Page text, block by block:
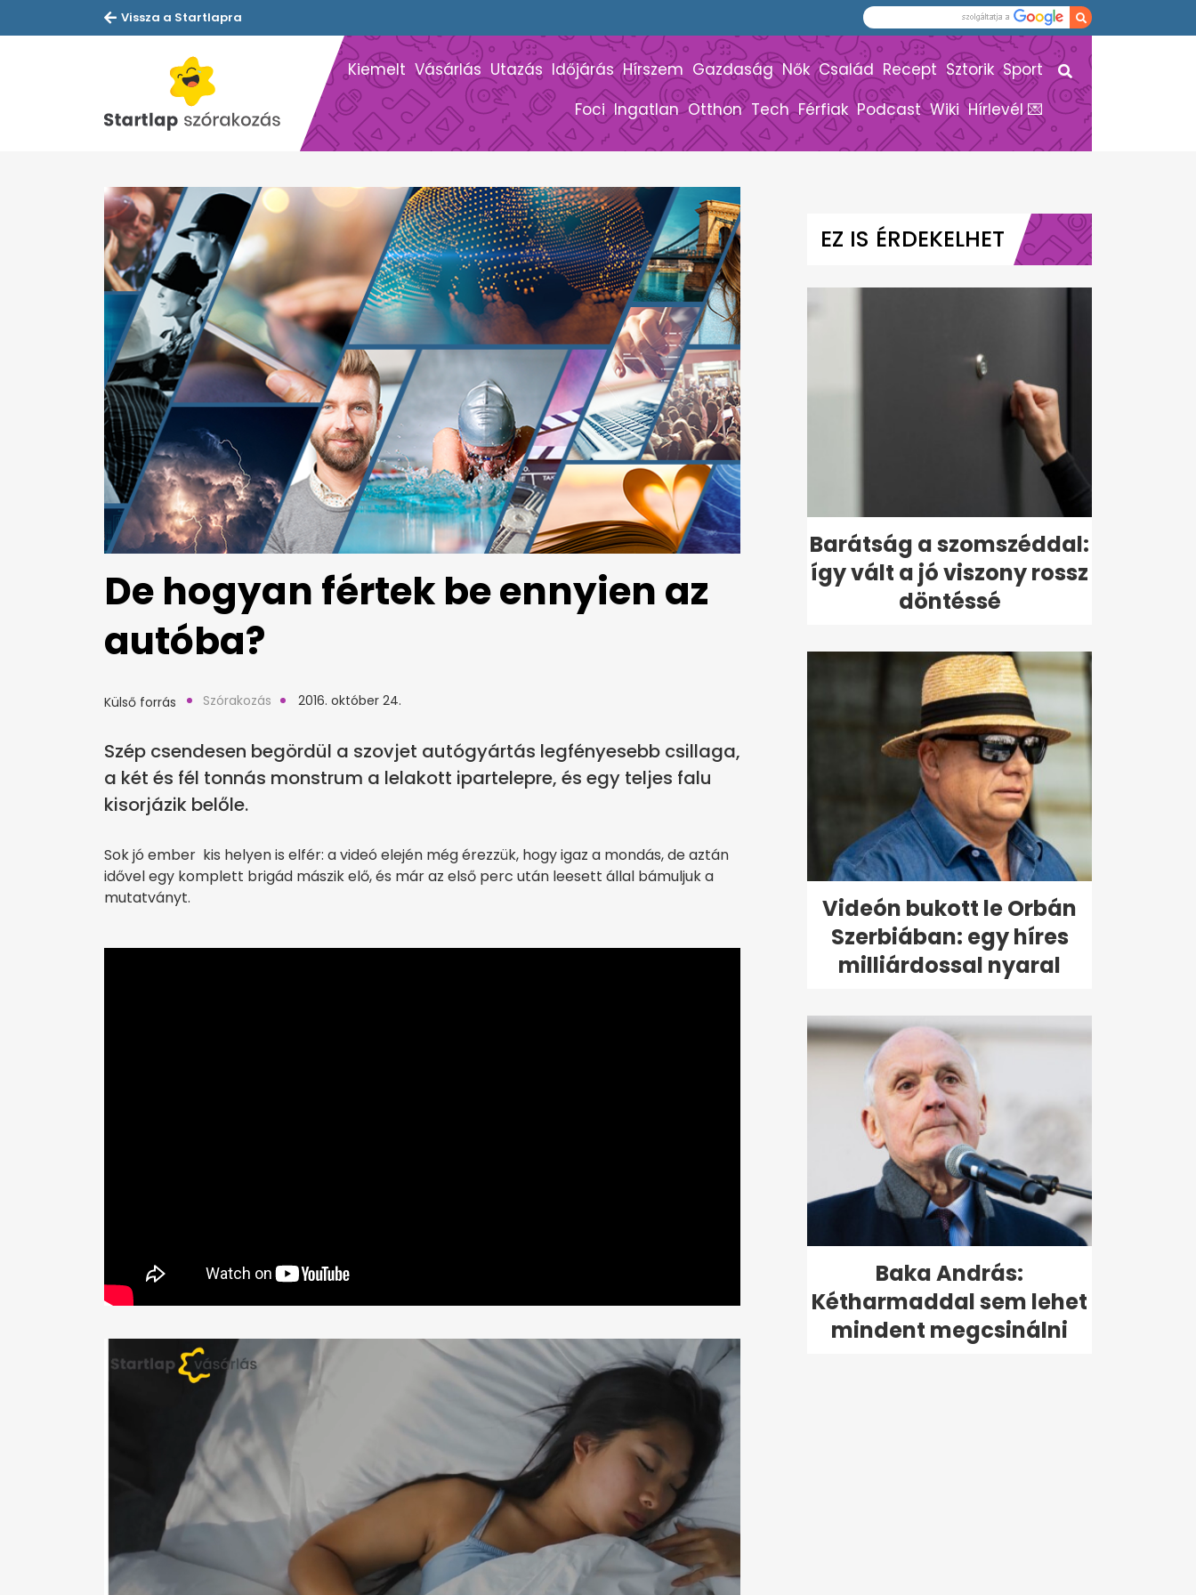
Vissza a Startlapra
Kiemelt Vásárlás Utazás Időjárás Hírszem Gazdaság Nők Család Recept Sztorik Sport
Foci Ingatlan Otthon Tech Férfiak Podcast Wiki Hírlevél 💌
De hogyan fértek be ennyien az
autóba?
Külső forrás Szórakozás 2016. október 24.
Szép csendesen begördül a szovjet autógyártás legfényesebb csillaga,
a két és fél tonnás monstrum a lelakott ipartelepre, és egy teljes falu
kisorjázik belőle.
Sok jó ember kis helyen is elfér: a videó elején még érezzük, hogy igaz a mondás, de aztán
idővel egy komplett brigád mászik elő, és már az első perc után leesett állal bámuljuk a
mutatványt.
EZ IS ÉRDEKELHET
Barátság a szomszéddal:
így vált a jó viszony rossz
döntéssé
Videón bukott le Orbán
Szerbiában: egy híres
milliárdossal nyaral
Baka András:
Kétharmaddal sem lehet
mindent megcsinálni